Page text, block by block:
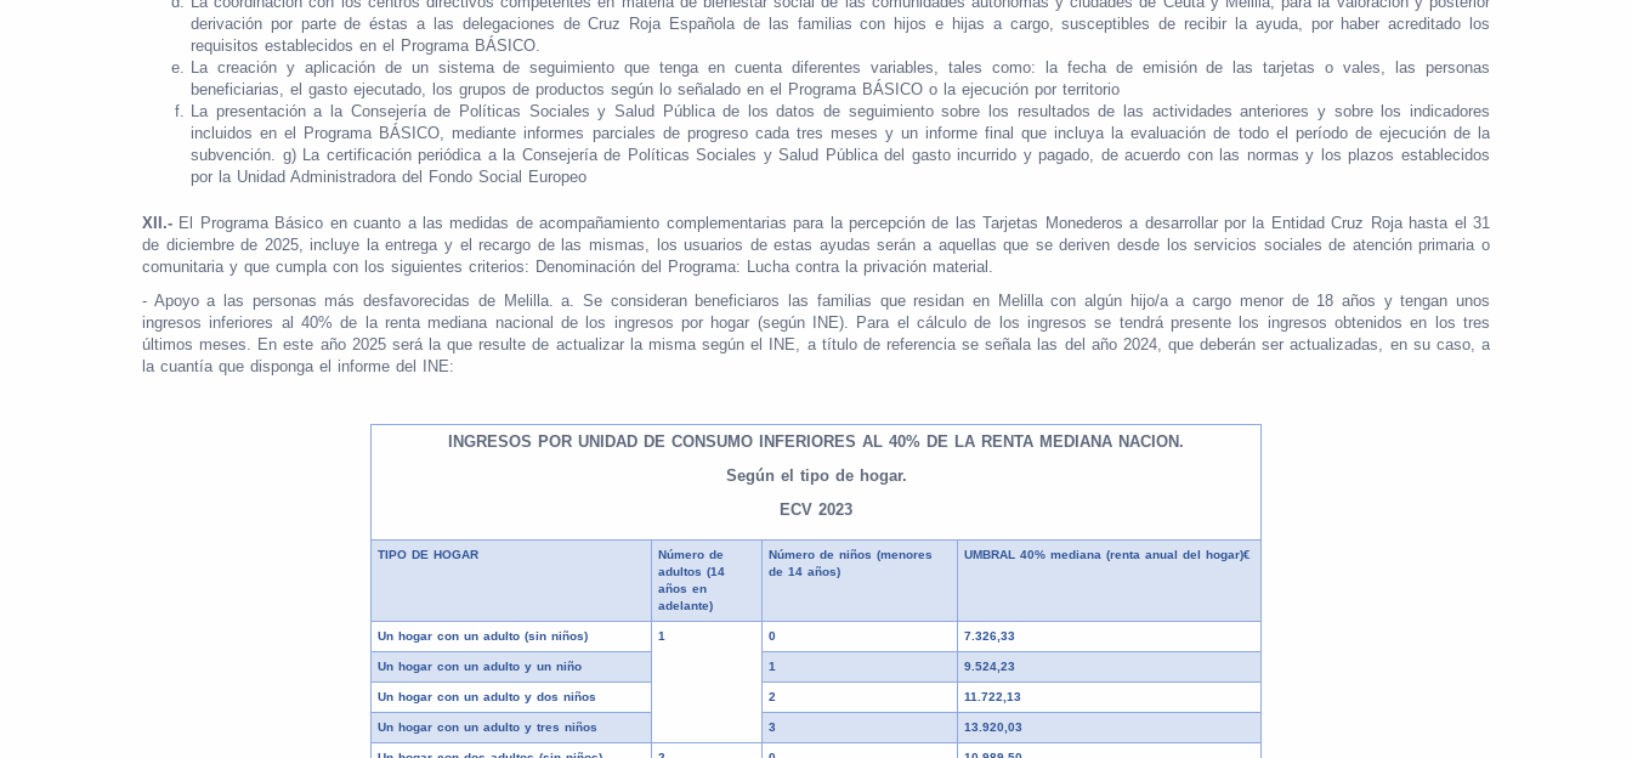
derivación por parte de éstas a las delegaciones de Cruz Roja Española de las familias con hijos e hijas a cargo, susceptibles de recibir la ayuda, por haber acreditado los
requisitos establecidos en el Programa BÁSICO.
La creación y aplicación de un sistema de seguimiento que tenga en cuenta diferentes variables, tales como: la fecha de emisión de las tarjetas o vales, las personas
beneficiarias, el gasto ejecutado, los grupos de productos según lo señalado en el
Programa BÁSICO o la ejecución por territorio
La presentación a la Consejería de Políticas Sociales y Salud Pública de los datos de seguimiento sobre los resultados de las actividades anteriores y sobre los indicadores
incluidos en el Programa BÁSICO, mediante informes parciales de progreso cada tres meses y un informe final que incluya la evaluación de todo el período de ejecución de la
subvención. g) La certificación periódica a la Consejería de Políticas Sociales y Salud Pública del gasto incurrido y pagado, de acuerdo con las normas y los plazos establecidos
por la Unidad Administradora del Fondo Social Europeo
XII.- El Programa Básico en cuanto a las medidas de acompañamiento complementarias para la percepción de las Tarjetas Monederos a desarrollar por la Entidad Cruz Roja hasta el 31
de diciembre de 2025, incluye la entrega y el recargo de las mismas, los usuarios de estas ayudas serán a aquellas que se deriven desde los servicios sociales de atención primaria o
comunitaria y que cumpla con los siguientes criterios: Denominación del Programa: Lucha contra la privación material.
- Apoyo a las personas más desfavorecidas de Melilla. a. Se consideran beneficiaros las familias que residan en Melilla con algún hijo/a a cargo menor de 18 años y tengan unos
ingresos inferiores al 40% de la renta mediana nacional de los ingresos por hogar (según INE). Para el cálculo de los ingresos se tendrá presente los ingresos obtenidos en los tres
últimos meses. En este año 2025 será la que resulte de actualizar la misma según el INE, a título de referencia se señala las del año 2024, que deberán ser actualizadas, en su caso, a
la cuantía que disponga el informe del INE:
INGRESOS POR UNIDAD DE CONSUMO INFERIORES AL 40% DE LA RENTA MEDIANA NACION.
Según el tipo de hogar.
ECV 2023
TIPO DE HOGAR
Número de
adultos (14
años en
adelante)
Número de niños (menores
de 14 años)
UMBRAL 40% mediana (renta anual del hogar)€
Un hogar con un adulto (sin niños) 1 0 7.326,33
Un hogar con un adulto y un niño 1 9.524,23
Un hogar con un adulto y dos niños 2 11.722,13
Un hogar con un adulto y tres niños 3 13.920,03